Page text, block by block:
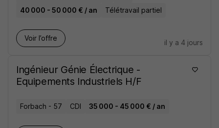
40 000 - 50 000 € / an
Télétravail partiel
Voir l’offre
il y a 4 jours
Ingénieur Génie Électrique -
Equipements Industriels H/F
Forbach - 57 CDI 35 000 - 45 000 € / an